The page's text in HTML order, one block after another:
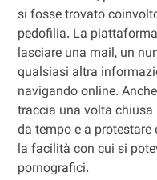
si fosse trovato
pedofilia. La
lasciare una mail, un
qualsiasi altra
navigando online.
traccia una volta
da tempo e a
la facilità con cui si
pornografici.